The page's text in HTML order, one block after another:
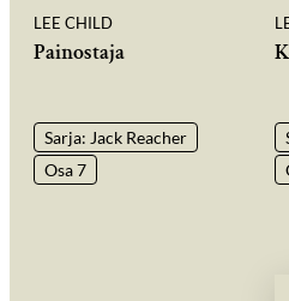
LEE CHILD
Painostaja
Sarja: Jack Reacher
Osa 7